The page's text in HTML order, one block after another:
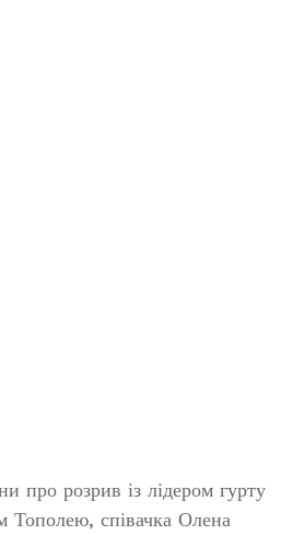
про розрив із лідером гурту
Тополею, співачка Олена